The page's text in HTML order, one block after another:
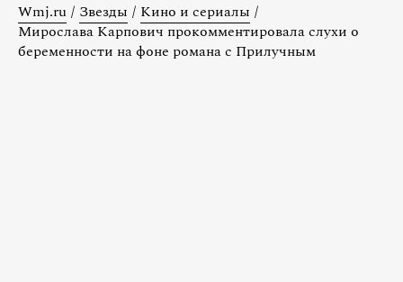
Wmj.ru / Звезды / Кино и сериалы /
Мирослава Карпович прокомментировала слухи о
беременности на фоне романа с Прилучным